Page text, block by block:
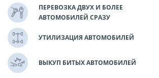
ПЕРЕВОЗКА ДВУХ И БОЛЕЕ
АВТОМОБИЛЕЙ СРАЗУ
УТИЛИЗАЦИЯ АВТОМОБИЛЕЙ
ВЫКУП БИТЫХ АВТОМОБИЛЕЙ